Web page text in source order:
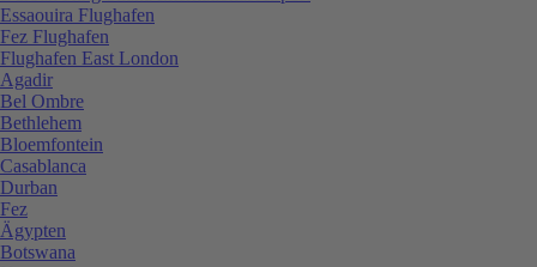
Essaouira Flughafen
Fez Flughafen
Flughafen East London
Agadir
Bel Ombre
Bethlehem
Bloemfontein
Casablanca
Durban
Fez
Ägypten
Botswana